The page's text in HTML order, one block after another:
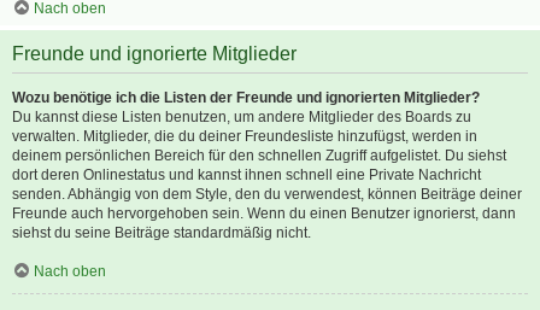
Nach oben
Freunde und ignorierte Mitglieder
Wozu benötige ich die Listen der Freunde und ignorierten Mitglieder?
Du kannst diese Listen benutzen, um andere Mitglieder des Boards zu
verwalten. Mitglieder, die du deiner Freundesliste hinzufügst, werden in
deinem persönlichen Bereich für den schnellen Zugriff aufgelistet. Du siehst
dort deren Onlinestatus und kannst ihnen schnell eine Private Nachricht
senden. Abhängig von dem Style, den du verwendest, können Beiträge deiner
Freunde auch hervorgehoben sein. Wenn du einen Benutzer ignorierst, dann
siehst du seine Beiträge standardmäßig nicht.
Nach oben